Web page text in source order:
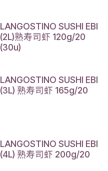
LANGOSTINO SUSHI EBI
(2L)熟寿司虾 120g/20
(30u)
LANGOSTINO SUSHI EBI
(3L) 熟寿司虾 165g/20
LANGOSTINO SUSHI EBI
(4L) 熟寿司虾 200g/20